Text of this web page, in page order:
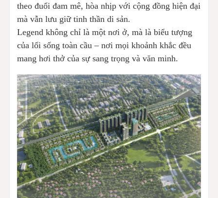
theo đuổi đam mê, hòa nhịp với cộng đồng hiện đại
mà vẫn lưu giữ tinh thần di sản.
Legend không chỉ là một nơi ở, mà là biểu tượng
của lối sống toàn cầu – nơi mọi khoảnh khắc đều
mang hơi thở của sự sang trọng và văn minh.